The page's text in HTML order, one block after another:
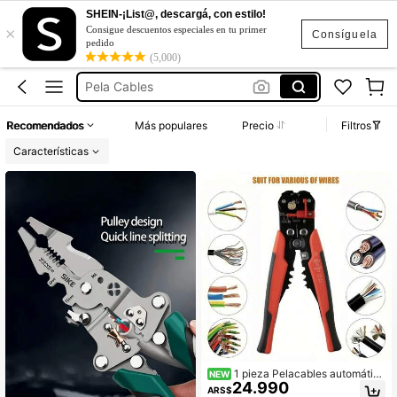
Consíguela
×
SHEIN-¡List@, descargá, con estilo!
Consigue descuentos especiales en tu primer
pedido
(5,000)
Pelacables
Herramientas
Pela Cables
Herramientas Electricas
Herramientas
Recomendados Más populares Precio
Filtros
Características
NEW 1 pieza Pelacables automátic
o, rango de pelado multifunción 24-
ARS$24.990